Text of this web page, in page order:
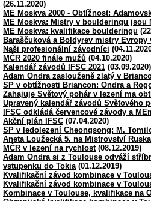
(26.11.2020)
ME Moskva 2000 - Obtížnost:
ME Moskva: Mistry v boulderingu jsou
ME Moskva: kvalifikace boulderingu
Baraščuková a Boldyrev mistry Evropy
Naši profesionální závodníci
MČR 2020 finále mužů (04.10.2020)
Kalendář závodů IFSC 2021 (03.09.2020)
Adam Ondra zaslouženě zlatý v
SP v obtížnosti Briancon: Ondra a
Zahajuje Světový pohár v lezení ma
Upravený kalendář závodů Světového
IFSC odkládá červencové závody a
Akční plán IFSC (07.04.2020)
SP v ledolezení Cheongsong: M.
Aneta Loužecká 5. na Mistrovství Ruska
MČR v lezení na rychlost(08.12.2019)
Adam Ondra si z Toulouse odváží
vstupenku do Tokia(01.12.2019)
Kvalifikační závod kombinace v
Kvalifikační závod kombinace v
Kombinace v Toulouse, kvalifikace na